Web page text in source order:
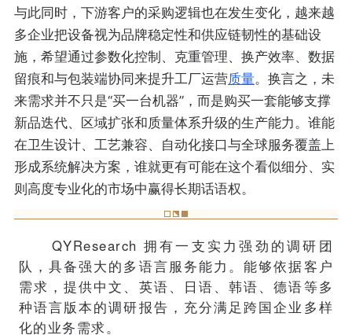
与此同时，下游客户的采购逻辑也在发生变化，越来越
多企业把设备视为品牌稳定性和供应链韧性的基础设
施，希望通过参数化控制、克重管理、换产效率、数据
留痕和与包装端协同来提升工厂运营质量。换言之，未
来需求并不只是“买一台机器”，而是购买一套能够支撑
新品迭代、区域扩张和质量体系升级的生产能力。谁能
在卫生设计、工艺兼容、自动化接口与全球服务覆盖上
形成系统解决方案，谁就更有可能在这个看似细分、实
则高度专业化的市场中赢得长期话语权。
QYResearch 拥有一支实力强劲的调研团
队，具备强大的多语言服务能力。能够依据客户
需求，提供中文、英语、日语、韩语、德语等多
种语言版本的调研报告，充分满足跨国企业多样
化的业务需求。